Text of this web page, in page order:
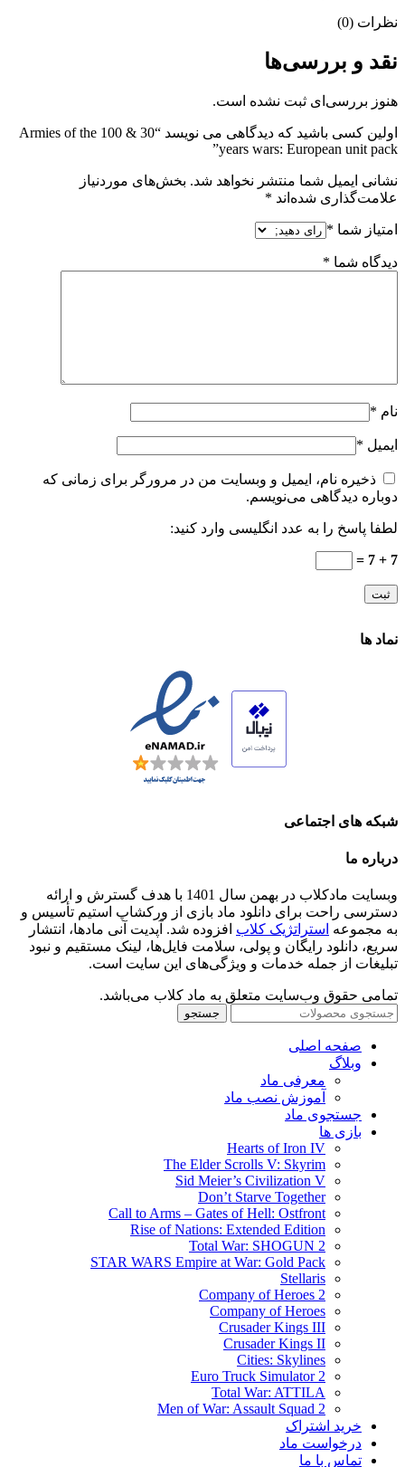
نظرات (0)
نقد و بررسی‌ها
هنوز بررسی‌ای ثبت نشده است.
اولین کسی باشید که دیدگاهی می نویسد “Armies of the 100 & 30
years wars: European unit pack”
نشانی ایمیل شما منتشر نخواهد شد. بخش‌های موردنیاز
علامت‌گذاری شده‌اند *
امتیاز شما *
دیدگاه شما *
نام *
ایمیل *
ذخیره نام، ایمیل و وبسایت من در مرورگر برای زمانی که
دوباره دیدگاهی می‌نویسم.
لطفا پاسخ را به عدد انگلیسی وارد کنید:
7 + 7 =
نماد ها
شبکه های اجتماعی
درباره ما
وبسایت مادکلاب در بهمن سال 1401 با هدف گسترش و ارائه
دسترسی راحت برای دانلود ماد بازی از ورکشاپ استیم تأسیس و
به مجموعه استراتژیک کلاب افزوده شد. آپدیت آنی مادها، انتشار
سریع، دانلود رایگان و پولی، سلامت فایل‌ها، لینک مستقیم و نبود
تبلیغات از جمله خدمات و ویژگی‌های این سایت است.
تمامی حقوق وب‌سایت متعلق به ماد کلاب می‌باشد.
جستجو
صفحه اصلی
وبلاگ
معرفی ماد
آموزش نصب ماد
جستجوی ماد
بازی ها
Hearts of Iron IV
The Elder Scrolls V: Skyrim
Sid Meier’s Civilization V
Don’t Starve Together
Call to Arms – Gates of Hell: Ostfront
Rise of Nations: Extended Edition
Total War: SHOGUN 2
STAR WARS Empire at War: Gold Pack
Stellaris
Company of Heroes 2
Company of Heroes
Crusader Kings III
Crusader Kings II
Cities: Skylines
Euro Truck Simulator 2
Total War: ATTILA
Men of War: Assault Squad 2
خرید اشتراک
درخواست ماد
تماس با ما